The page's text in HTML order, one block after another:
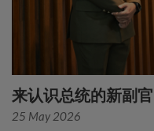
来认识总统的新副官
25 May 2026